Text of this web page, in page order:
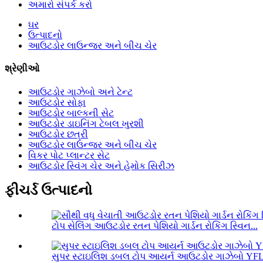
અમારો સંપર્ક કરો
ઘર
ઉત્પાદનો
આઉટડોર લાઉન્જર અને બીચ ચેર
શ્રેણીઓ
આઉટડોર ગાઝેબો અને ટેન્ટ
આઉટડોર સોફા
આઉટડોર બાલ્કની સેટ
આઉટડોર ડાઇનિંગ ટેબલ ખુરશી
આઉટડોર છત્રી
આઉટડોર લાઉન્જર અને બીચ ચેર
વિકર પોટ પ્લાન્ટર સેટ
આઉટડોર સ્વિંગ ચેર અને હેમોક સિરીઝ
ફીચર્ડ ઉત્પાદનો
ટોપ સેલિંગ આઉટડોર રતન પેશિયો ગાર્ડન રોકિંગ સ્વિન...
સુપર સ્ટાઇલિશ ડબલ ટોપ આયર્ન આઉટડોર ગાઝેબો